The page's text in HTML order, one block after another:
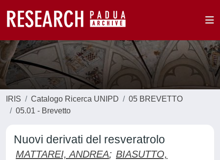
IRIS Catalogo Ricerca UNIPD
05 BREVETTO
05.01 - Brevetto
Nuovi derivati del resveratrolo
MATTAREI, ANDREA; BIASUTTO,